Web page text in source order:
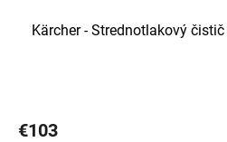
Kärcher - Strednotlakový
€103